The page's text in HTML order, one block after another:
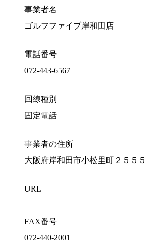
事業者名
ゴルフファイブ岸和田店
電話番号
072-443-6567
回線種別
固定電話
事業者の住所
大阪府岸和田市小松里町２５５５
URL
FAX番号
072-440-2001